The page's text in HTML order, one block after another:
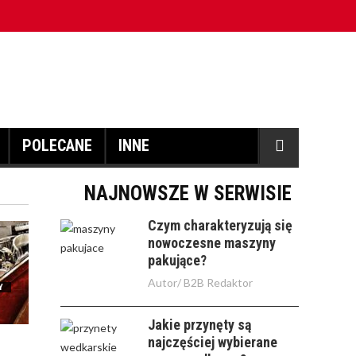
POLECANE INNE
NAJNOWSZE W SERWISIE
Czym charakteryzują się
nowoczesne maszyny
pakujące?
Autor/ B2B Redaktor
Jakie przynęty są
najczęściej wybierane